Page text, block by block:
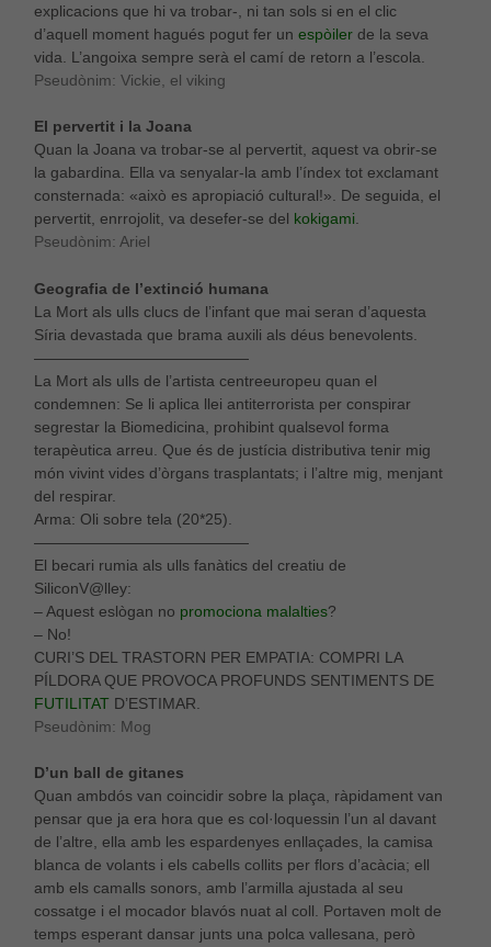
explicacions que hi va trobar-, ni tan sols si en el clic
d’aquell moment hagués pogut fer un espòilerde la seva
vida. L’angoixa sempre serà el camí de retorn a l’escola.
Pseudònim: Vickie, el viking
El pervertit i la Joana
Quan la Joana va trobar-se al pervertit, aquest va obrir-se
la gabardina. Ella va senyalar-la amb l’índex tot exclamant
consternada: «això es apropiació cultural!». De seguida, el
pervertit, enrrojolit, va desefer-se del kokigami.
Pseudònim: Ariel
Geografia de l’extinció humana
La Mort als ulls clucs de l’infant que mai seran d’aquesta
Síria devastada que brama auxili als déus benevolents.
——————————————
La Mort als ulls de l’artista centreeuropeu quan el
condemnen: Se li aplica llei antiterrorista per conspirar
segrestar la Biomedicina, prohibint qualsevol forma
terapèutica arreu. Que és de justícia distributiva tenir mig
món vivint vides d’òrgans trasplantats; i l’altre mig, menjant
del respirar.
Arma: Oli sobre tela (20*25).
——————————————
El becari rumia als ulls fanàtics del creatiu de
SiliconV@lley:
– Aquest eslògan no promociona malalties?
– No!
CURI’S DEL TRASTORN PER EMPATIA: COMPRI LA
PÍLDORA QUE PROVOCA PROFUNDS SENTIMENTS DE
FUTILITATD’ESTIMAR.
Pseudònim: Mog
D’un ball de gitanes
Quan ambdós van coincidir sobre la plaça, ràpidament van
pensar que ja era hora que es col·loquessin l’un al davant
de l’altre, ella amb les espardenyes enllaçades, la camisa
blanca de volants i els cabells collits per flors d’acàcia; ell
amb els camalls sonors, amb l’armilla ajustada al seu
cossatge i el mocador blavós nuat al coll. Portaven molt de
temps esperant dansar junts una polca vallesana, però
el millor
possible
durant la
alguna
funcionalitat
desapareixerà